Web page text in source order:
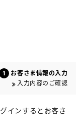
お客さま情報の入力
入力内容のご確認
インするとお客さ